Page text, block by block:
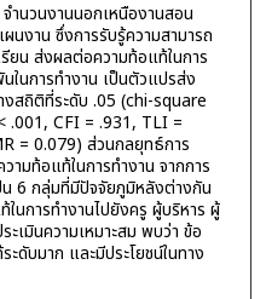
ำนวนงานนอกเหนืองานสอน
นงาน ซึ่งการรับรู้ความสามารถ
ยน ส่งผลต่อความท้อแท้ในการ
ในการทำงาน เป็นตัวแปรส่ง
สถิติที่ระดับ .05 (chi-square
.001, CFI = .931, TLI =
= 0.079) ส่วนกลยุทธ์การ
มท้อแท้ในการทำงาน จากการ
น 6 กลุ่มที่มีปัจจัยภูมิหลังต่างกัน
นการทำงานไปยังครู ผู้บริหาร ผู้
เมินความเหมาะสม พบว่า ข้อ
ะดับมาก และมีประโยชน์ในทาง